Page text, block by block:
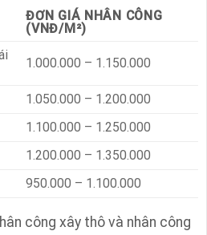
ĐƠN GIÁ NHÂN CÔNG
(VNĐ/M²)
1.000.000 – 1.150.000
1.050.000 – 1.200.000
1.100.000 – 1.250.000
1.200.000 – 1.350.000
950.000 – 1.100.000
công xây thô và nhân công